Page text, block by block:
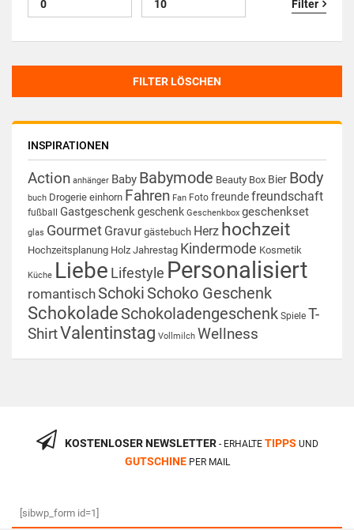
Filter
FILTER LÖSCHEN
INSPIRATIONEN
Action anhänger Baby Babymode Beauty Box Bier Body
buch Drogerie einhorn Fahren Fan Foto freundefreundschaft
fußball Gastgeschenkgeschenk Geschenkbox geschenkset
glas Gourmet Gravur gästebuch Herz hochzeit
Hochzeitsplanung Holz Jahrestag Kindermode Kosmetik
Küche Liebe Lifestyle Personalisiert
romantisch Schoki Schoko Geschenk
Schokolade Schokoladengeschenk Spiele T-
ShirtValentinstag Vollmilch Wellness
KOSTENLOSER NEWSLETTER- ERHALTE TIPPS UND
GUTSCHINEPER MAIL
[sibwp_form id=1]